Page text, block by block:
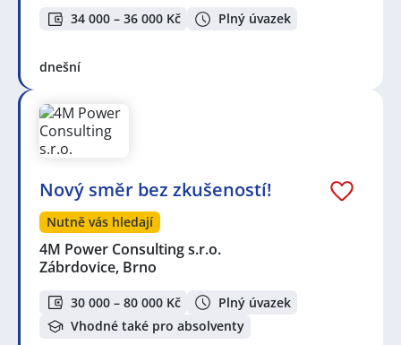
34 000 – 36 000 Kč Plný úvazek
dnešní
Nový směr bez zkušeností!
Nutně vás hledají
4M Power Consulting s.r.o.
Zábrdovice, Brno
30 000 – 80 000 Kč
Plný úvazek
Vhodné také pro absolventy